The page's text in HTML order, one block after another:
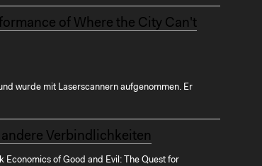
of Where the City Can't
wurde mit Laserscannern aufgenommen. Er
Verbindlichkeiten
of Good and Evil: The Quest for